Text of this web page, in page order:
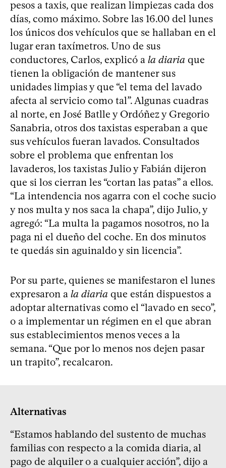
pesos a taxis, que realizan limpiezas cada dos
días, como máximo. Sobre las 16.00 del lunes
los únicos dos vehículos que se hallaban en el
lugar eran taxímetros. Uno de sus
conductores, Carlos, explicó a la diaria que
tienen la obligación de mantener sus
unidades limpias y que “el tema del lavado
afecta al servicio como tal”. Algunas cuadras
al norte, en José Batlle y Ordóñez y Gregorio
Sanabria, otros dos taxistas esperaban a que
sus vehículos fueran lavados. Consultados
sobre el problema que enfrentan los
lavaderos, los taxistas Julio y Fabián dijeron
que si los cierran les “cortan las patas” a ellos.
“La intendencia nos agarra con el coche sucio
y nos multa y nos saca la chapa”, dijo Julio, y
agregó: “La multa la pagamos nosotros, no la
paga ni el dueño del coche. En dos minutos
te quedás sin aguinaldo y sin licencia”.
Por su parte, quienes se manifestaron el lunes
expresaron a la diaria que están dispuestos a
adoptar alternativas como el “lavado en seco”,
o a implementar un régimen en el que abran
sus establecimientos menos veces a la
semana. “Que por lo menos nos dejen pasar
un trapito”, recalcaron.
Alternativas
“Estamos hablando del sustento de muchas
familias con respecto a la comida diaria, al
pago de alquiler o a cualquier acción”, dijo a